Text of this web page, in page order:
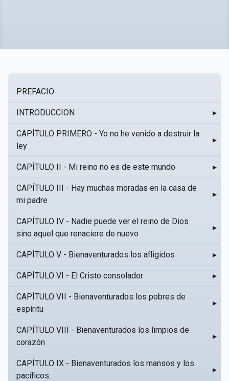
PREFACIO
INTRODUCCION ▸
CAPÍTULO PRIMERO - Yo no he venido a destruir la
ley
▸
CAPÍTULO II - Mi reino no es de este mundo ▸
CAPÍTULO III - Hay muchas moradas en la casa de
mi padre
▸
CAPÍTULO IV - Nadie puede ver el reino de Dios
sino aquel que renaciere de nuevo
▸
CAPÍTULO V - Bienaventurados los afligidos ▸
CAPÍTULO VI - El Cristo consolador ▸
CAPÍTULO VII - Bienaventurados los pobres de
espíritu
▸
CAPÍTULO VIII - Bienaventurados los limpios de
corazón
▸
CAPÍTULO IX - Bienaventurados los mansos y los
pacíficos.
▸